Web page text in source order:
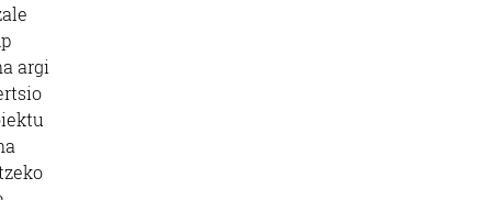
argi